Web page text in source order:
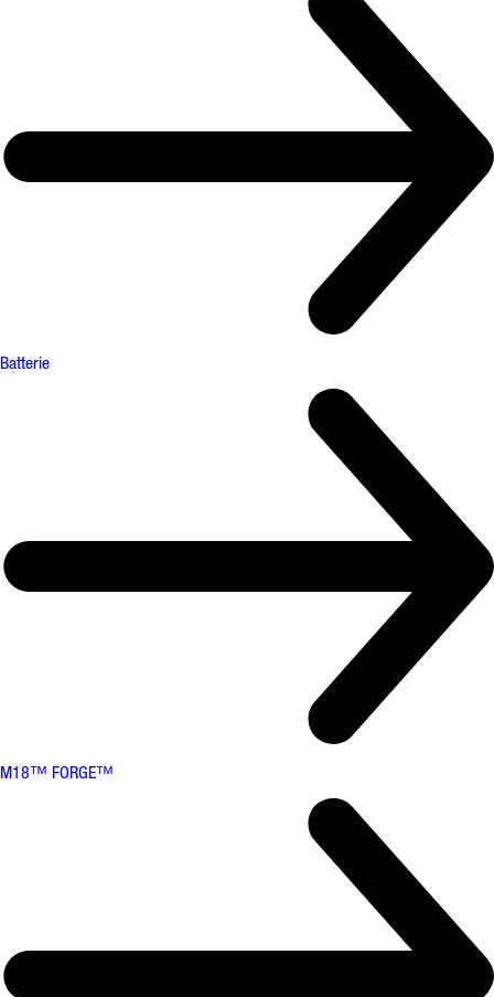
Batterie
M18™ FORGE™